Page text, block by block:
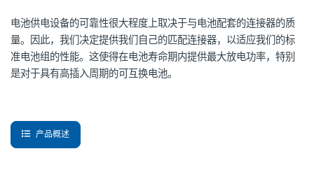
电池供电设备的可靠性很大程度上取决于与电池配套的连接器的质
量。因此，我们决定提供我们自己的匹配连接器，以适应我们的标
准电池组的性能。这使得在电池寿命期内提供最大放电功率，特别
是对于具有高插入周期的可互换电池。
产品概述